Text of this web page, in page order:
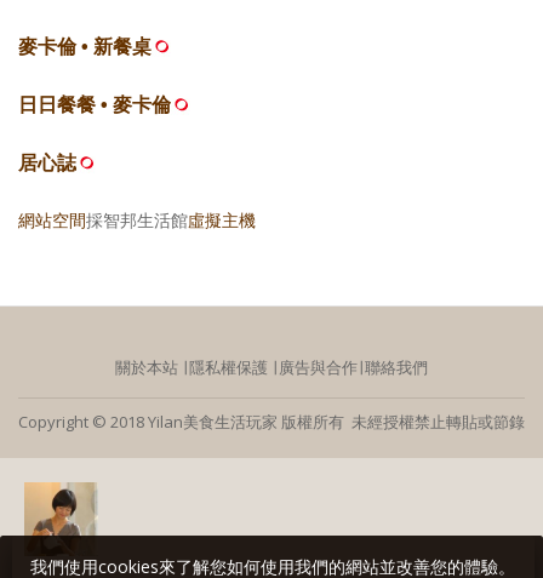
麥卡倫 • 新餐桌
日日餐餐 • 麥卡倫
居心誌
網站空間採智邦生活館虛擬主機
關於本站 ∣隱私權保護 ∣廣告與合作∣聯絡我們
Copyright © 2018 Yilan美食生活玩家 版權所有 未經授權禁止轉貼或節錄
我們使用cookies來了解您如何使用我們的網站並改善您的體驗。